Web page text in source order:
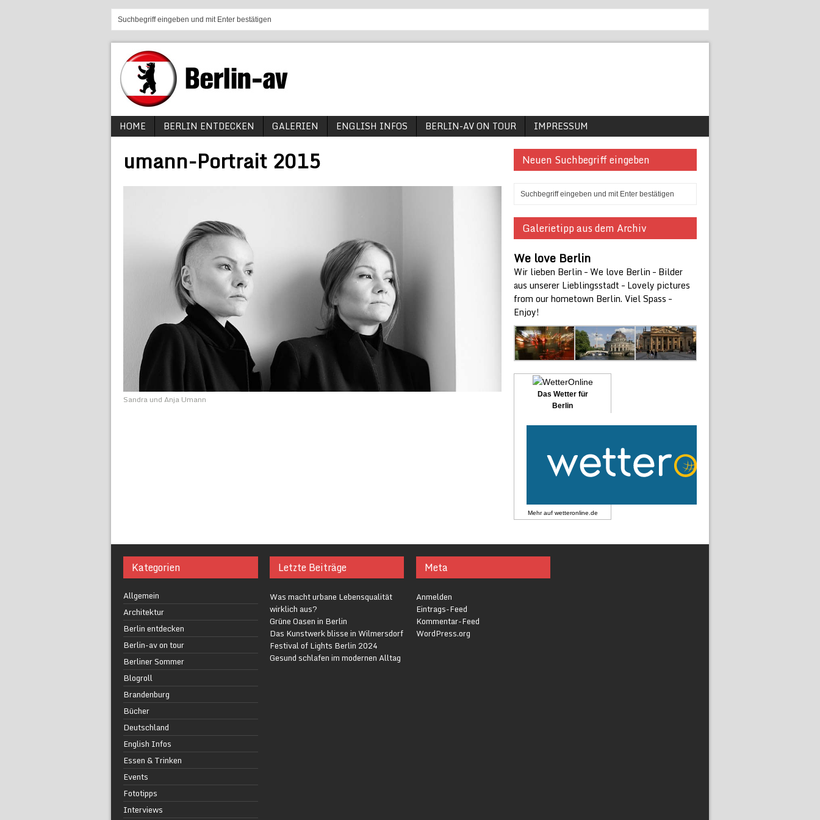
HOME BERLIN ENTDECKEN GALERIEN ENGLISH INFOS BERLIN-AV ON TOUR IMPRESSUM
umann-Portrait 2015
Sandra und Anja Umann
Neuen Suchbegriff eingeben
Galerietipp aus dem Archiv
We love Berlin
Wir lieben Berlin – We love Berlin – Bilder
aus unserer Lieblingsstadt – Lovely pictures
from our hometown Berlin. Viel Spass –
Enjoy!
Das Wetter für
Berlin
Mehr auf wetteronline.de
Kategorien
Allgemein
Architektur
Berlin entdecken
Berlin-av on tour
Berliner Sommer
Blogroll
Brandenburg
Bücher
Deutschland
English Infos
Essen & Trinken
Events
Fototipps
Interviews
Letzte Beiträge
Was macht urbane Lebensqualität
wirklich aus?
Grüne Oasen in Berlin
Das Kunstwerk blisse in Wilmersdorf
Festival of Lights Berlin 2024
Gesund schlafen im modernen Alltag
Meta
Anmelden
Eintrags-Feed
Kommentar-Feed
WordPress.org